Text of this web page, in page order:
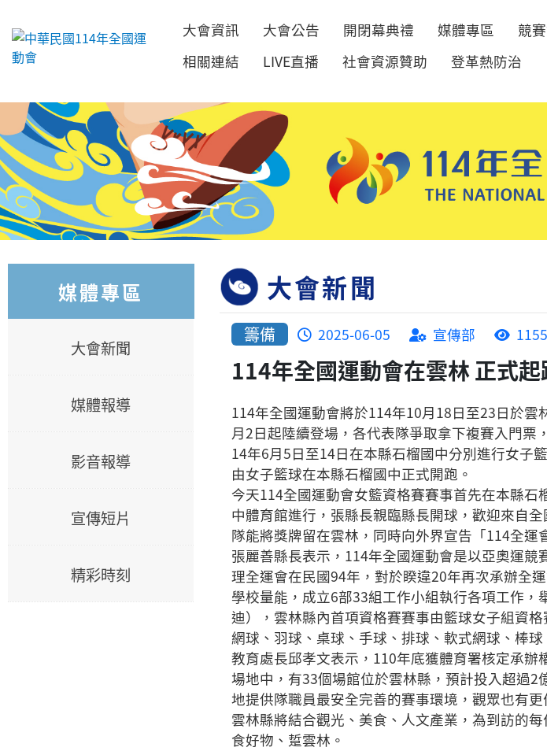
跳到主要內容
大會資訊 大會公告 開閉幕典禮 媒體專區 競
相關連結
LIVE直播 社會資源贊助 登革熱防治
媒體專區
大會新聞
媒體報導
影音報導
宣傳短片
精彩時刻
大會新聞
籌備 2025-06-05 宣傳部 1155
114年全國運動會在雲林 正式起
114年全國運動會將於114年10月18日至23日於
月2日起陸續登場，各代表隊爭取拿下複賽入門
14年6月5日至14日在本縣石榴國中分別進行女子
由女子籃球在本縣石榴國中正式開跑。
今天114全國運動會女籃資格賽賽事首先在本縣
中體育館進行，張縣長親臨縣長開球，歡迎來自
隊能將獎牌留在雲林，同時向外界宣告「114全運
張麗善縣長表示，114年全國運動會是以亞奧運
理全運會在民國94年，對於睽違20年再次承辦全
學校量能，成立6部33組工作小組執行各項工作
迪），雲林縣內首項資格賽賽事由籃球女子組資
網球、羽球、桌球、手球、排球、軟式網球、棒
教育處長邱孝文表示，110年底獲體育署核定承
場地中，有33個場館位於雲林縣，預計投入超過
地提供隊職員最安全完善的賽事環境，觀眾也有
雲林縣將結合觀光、美食、人文產業，為到訪的
食好物、踅雲林。